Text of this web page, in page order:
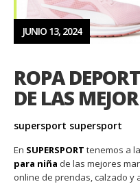
JUNIO 13, 2024
ROPA
DE LAS
supersport supersport
En SUPERSPORT tenemos a la
para niña de las mejores
online de prendas, calzado y